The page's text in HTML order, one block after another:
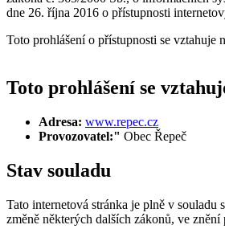
dne 26. října 2016 o přístupnosti
Toto prohlášení o přístupnosti se vztahuje
Toto prohlášení se
Adresa: www.repec.cz
Provozovatel:" Obec Řepeč
Stav souladu
Tato internetová stránka je plně v
změně některých dalších zákonů, ve znění